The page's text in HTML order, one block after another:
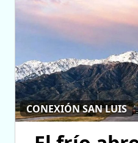
CONEXIÓN SAN LUIS